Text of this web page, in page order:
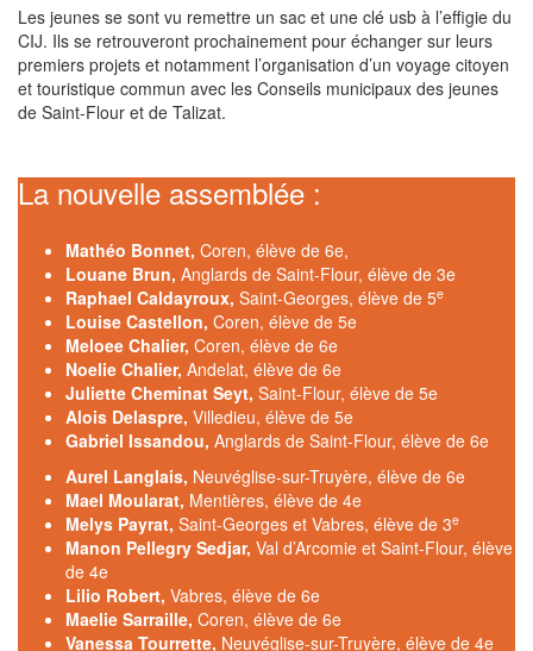
Les jeunes se sont vu remettre un sac et une clé usb à l’effigie du
CIJ. Ils se retrouveront prochainement pour échanger sur leurs
premiers projets et notamment l’organisation d’un voyage citoyen
et touristique commun avec les Conseils municipaux des jeunes
de Saint-Flour et de Talizat.
La nouvelle assemblée :
Mathéo Bonnet, Coren, élève de 6e,
Louane Brun, Anglards de Saint-Flour, élève de 3e
Raphael Caldayroux, Saint-Georges, élève de 5e
Louise Castellon, Coren, élève de 5e
Meloee Chalier, Coren, élève de 6e
Noelie Chalier, Andelat, élève de 6e
Juliette Cheminat Seyt, Saint-Flour, élève de 5e
Alois Delaspre, Villedieu, élève de 5e
Gabriel Issandou, Anglards de Saint-Flour, élève de 6e
Aurel Langlais, Neuvéglise-sur-Truyère, élève de 6e
Mael Moularat, Mentières, élève de 4e
Melys Payrat, Saint-Georges et Vabres, élève de 3e
Manon Pellegry Sedjar, Val d’Arcomie et Saint-Flour, élève
de 4e
Lilio Robert, Vabres, élève de 6e
Maelie Sarraille, Coren, élève de 6e
Vanessa Tourrette, Neuvéglise-sur-Truyère, élève de 4e